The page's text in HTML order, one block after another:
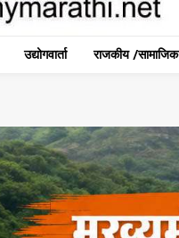
उद्योगवार्ता राजकीय /सामाजिक